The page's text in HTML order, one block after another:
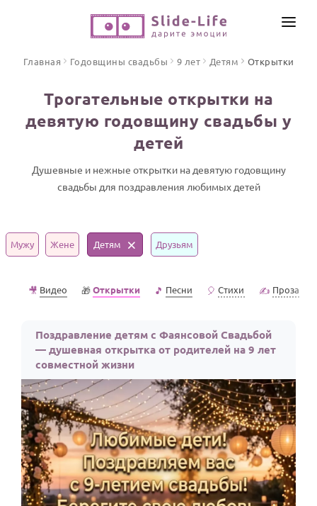
ПО ФОРМАТУ
Видео поздравления
Песни поздравления
Открытки
ПРАЗДНИКИ
Юбилей
Годовщина свадьбы
Календарь праздников
КОМУ
Женщине
Мужчине
Маме
Папе
ИНСТРУМЕНТЫ
ЦЕНЫ
Главная Годовщины свадьбы 9 лет Детям Открытки
Трогательные открытки на
девятую годовщину свадьбы у
детей
Душевные и нежные открытки на девятую годовщину
свадьбы для поздравления любимых детей
Мужу Жене Детям Друзьям
🎥 Видео 🎁Открытки 🎵 Песни 🎈 Стихи ✍️ Проза
Поздравление детям с Фаянсовой Свадьбой
— душевная открытка от родителей на 9 лет
совместной жизни